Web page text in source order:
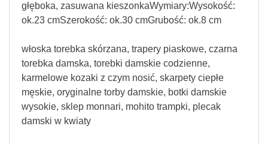
głęboka, zasuwana kieszonkaWymiary:Wysokość:
ok.23 cmSzerokość: ok.30 cmGrubość: ok.8 cm
włoska torebka skórzana, trapery piaskowe, czarna
torebka damska, torebki damskie codzienne,
karmelowe kozaki z czym nosić, skarpety ciepłe
męskie, oryginalne torby damskie, botki damskie
wysokie, sklep monnari, mohito trampki, plecak
damski w kwiaty